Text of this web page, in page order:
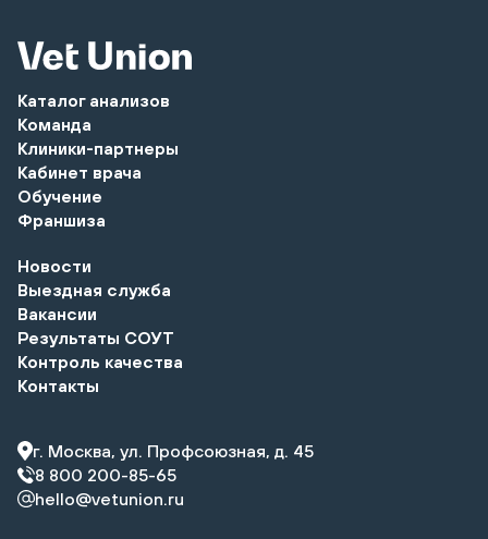
Каталог анализов
Команда
Клиники-партнеры
Кабинет врача
Обучение
Франшиза
Новости
Выездная служба
Вакансии
Результаты СОУТ
Контроль качества
Контакты
г. Москва, ул. Профсоюзная, д. 45
8 800 200-85-65
hello@vetunion.ru